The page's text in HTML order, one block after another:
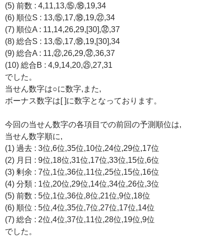
(5) 前数 : 4,11,13,⑮,⑱,19,34
(6) 順位S : 13,⑮,17,⑱,19,㉒,34
(7) 順位A : 11,14,26,29,[30],㉜,37
(8) 総合S : 13,⑮,17,⑱,19,[30],34
(9) 総合A : 11,㉒,26,29,㉜,36,37
(10) 総合B : 4,9,14,20,㉕,27,31
でした。
当せん数字は○に数字,また,
ボーナス数字は[ ]に数字となっております。
今回の当せん数字の各項目での前回の予測順位は,
当せん数字順に,
(1) 過去 : 3位,6位,35位,10位,24位,29位,17位
(2) 月日 : 9位,18位,31位,17位,33位,15位,6位
(3) 剰余 : 7位,1位,36位,11位,25位,15位,16位
(4) 分類 : 1位,20位,29位,14位,34位,26位,3位
(5) 前数 : 5位,1位,36位,8位,21位,9位,18位
(6) 順位 : 5位,4位,35位,7位,27位,17位,14位
(7) 総合 : 2位,4位,37位,11位,28位,19位,9位
でした。